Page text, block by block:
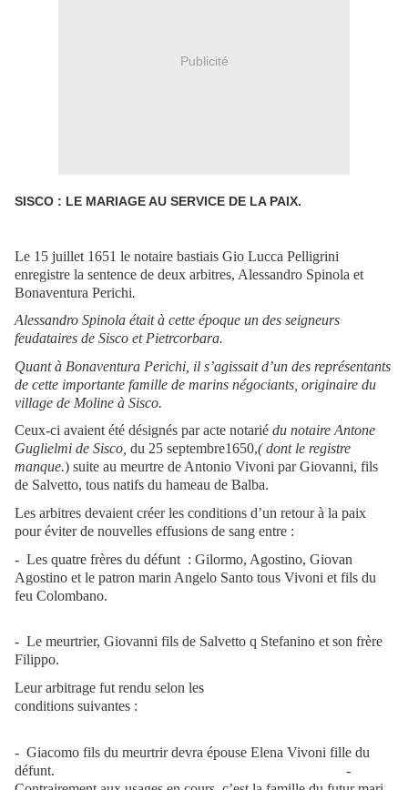
Publicité
SISCO : LE MARIAGE AU SERVICE DE LA PAIX.
Le 15 juillet 1651 le notaire bastiais Gio Lucca Pelligrini
enregistre la sentence de deux arbitres, Alessandro Spinola et
Bonaventura Perichi.
Alessandro Spinola était à cette époque un des seigneurs
feudataires de Sisco et Pietrcorbara.
Quant à Bonaventura Perichi, il s’agissait d’un des représentants
de cette importante famille de marins négociants, originaire du
village de Moline à Sisco.
Ceux-ci avaient été désignés par acte notarié du notaire Antone
Guglielmi de Sisco, du 25 septembre1650,( dont le registre
manque.) suite au meurtre de Antonio Vivoni par Giovanni, fils
de Salvetto, tous natifs du hameau de Balba.
Les arbitres devaient créer les conditions d’un retour à la paix
pour éviter de nouvelles effusions de sang entre :
- Les quatre frères du défunt : Gilormo, Agostino, Giovan
Agostino et le patron marin Angelo Santo tous Vivoni et fils du
feu Colombano.
- Le meurtrier, Giovanni fils de Salvetto q Stefanino et son frère
Filippo.
Leur arbitrage fut rendu selon les
conditions suivantes :
- Giacomo fils du meurtrir devra épouse Elena Vivoni fille du
défunt. -